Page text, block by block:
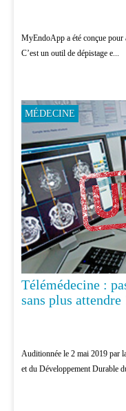
MyEndoApp a été conçue pour
C’est un outil de dépistage e...
MÉDECINE
Télémédecine :
sans plus attendre
Auditionnée le 2 mai 2019 par
et du Développement Durable